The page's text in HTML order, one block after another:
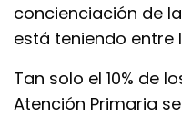
concienciación de
está teniendo entre
Tan solo el 10% de
Atención Primaria